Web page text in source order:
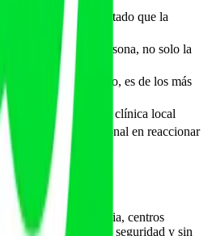
predictiva del resultado que la
real de la persona, no solo la
perfil, bien atendido, es de los más
de reputación clínica local
tarda el profesional en reaccionar
señal
Labs
centros de fisioterapia, centros
este servicio con seguridad y sin